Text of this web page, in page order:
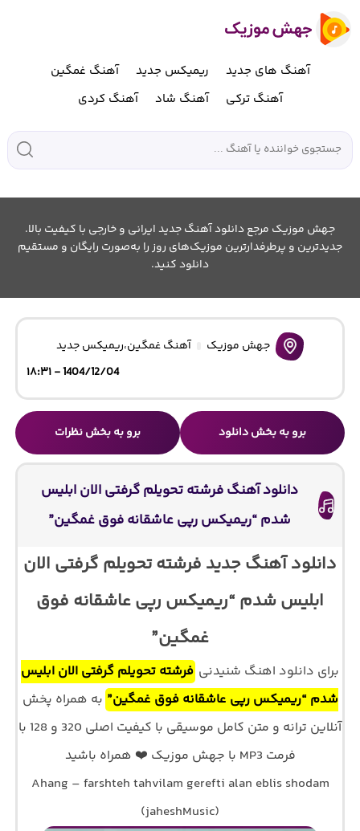
آهنگ های جدید ریمیکس جدید
آهنگ غمگین
آهنگ ترکی
آهنگ شاد آهنگ کردی
جهش موزیک مرجع دانلود آهنگ جدید ایرانی و خارجی با کیفیت بالا.
جدیدترین و پرطرفدارترین موزیک‌های روز را به‌صورت رایگان و مستقیم
دانلود کنید.
جهش موزیک آهنگ غمگین،ریمیکس جدید
1404/12/04 - ۱۸:۳۱
برو به بخش دانلود برو به بخش نظرات
دانلود آهنگ فرشته تحویلم گرفتی الان ابلیس
شدم “ریمیکس رپی عاشقانه فوق غمگین”
دانلود آهنگ جدید فرشته تحویلم گرفتی الان
ابلیس شدم “ریمیکس رپی عاشقانه فوق
غمگین”
برای دانلود اهنگ شنیدنی فرشته تحویلم گرفتی الان ابلیس
شدم “ریمیکس رپی عاشقانه فوق غمگین” به همراه پخش
آنلاین ترانه و متن کامل موسیقی با کیفیت اصلی 320 و 128 با
فرمت MP3 با جهش موزیک ❤️ همراه باشید
Ahang – farshteh tahvilam gerefti alan eblis shodam
(jaheshMusic)